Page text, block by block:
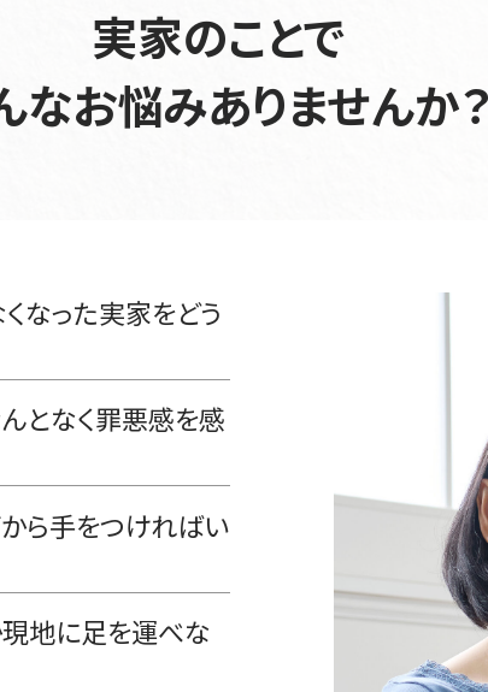
実家のことで
なお悩みありませんか
なった実家をどう
んとなく罪悪感を感
ら手をつければい
地に足を運べな